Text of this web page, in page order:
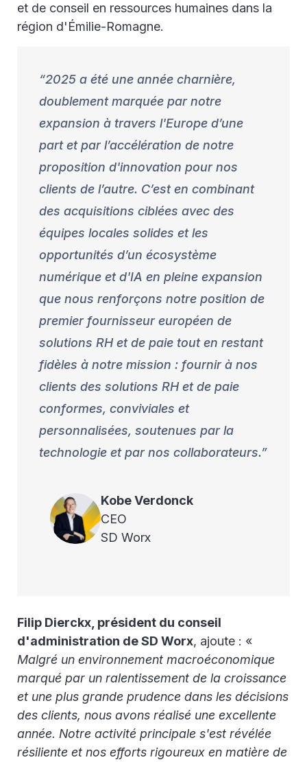
et de conseil en ressources humaines dans la
région d'Émilie-Romagne.
2025 a été une année charnière,
doublement marquée par notre
expansion à travers l'Europe d’une
part et par l’accélération de notre
proposition d'innovation pour nos
clients de l’autre. C’est en combinant
des acquisitions ciblées avec des
équipes locales solides et les
opportunités d’un écosystème
numérique et d'IA en pleine expansion
que nous renforçons notre position de
premier fournisseur européen de
solutions RH et de paie tout en restant
fidèles à notre mission : fournir à nos
clients des solutions RH et de paie
conformes, conviviales et
personnalisées, soutenues par la
technologie et par nos collaborateurs.
KobeVerdonck
CEO
SD Worx
Filip Dierckx, président du conseil
d'administration de SD Worx, ajoute : «
Malgré un environnement macroéconomique
marqué par un ralentissement de la croissance
et une plus grande prudence dans les décisions
des clients, nous avons réalisé une excellente
année. Notre activité principale s'est révélée
résiliente et nos efforts rigoureux en matière de